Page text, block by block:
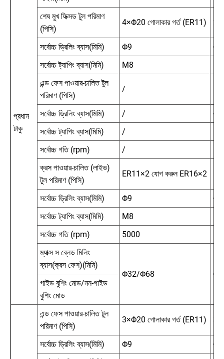
প্রধান
টাকু
শেষ মুখ ফিক্সড টুল পরিমাণ
(পিসি)
4×Φ20 গোলাকার গর্ত (ER11)
সর্বোচ্চ ড্রিলিং ব্যাস(মিমি) Φ9
Φ9
সর্বোচ্চ ট্যাপিং ব্যাস(মিমি)
M8
এন্ড ফেস পাওয়ার-চালিত টুল
পরিমাণ (পিসি)
/
সর্বোচ্চ ড্রিলিং ব্যাস(মিমি) /
Φ5
সর্বোচ্চ ট্যাপিং ব্যাস(মিমি)
/
সর্বোচ্চ গতি (rpm)
/
ক্রস পাওয়ার-চালিত (লাইভ)
টুল পরিমাণ (পিসি)
ER11×2 যোগ করুন ER16×2
সর্বোচ্চ ড্রিলিং ব্যাস(মিমি) Φ9
Φ9
সর্বোচ্চ ট্যাপিং ব্যাস(মিমি)
M8
সর্বোচ্চ গতি (rpm)
5000
ম্যাক্স স ব্লেড মিলিং
ব্যাস(ক্রস ফেস)(মিমি)
Φ32/Φ68
গাইড বুশিং মোড/নন-গাইড
বুশিং মোড
এন্ড ফেস পাওয়ার-চালিত টুল
পরিমাণ (পিসি)
3×Φ20 গোলাকার গর্ত (ER11)
সর্বোচ্চ ড্রিলিং ব্যাস(মিমি) Φ9
Φ9